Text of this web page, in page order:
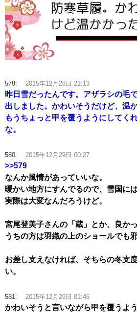
579: 2015年12月28日 21:13
昨日雪だったんです。アザラシの毛
出しました。かわいそうだけど、温か
もうちょっと甲を覆うようにしてく
な。
580: 2015年12月29日 00:27
>>579
なんか風情があっていいな。
暖かい地方にすんでるので、雪国に
実際は大変なんだろうけど。
宮尾登美子さんの「蔵」とか、良かっ
うちの方は羽織の上のショールでも
お差し支えなければ、そちらの冬支
い。
581: 2015年12月29日 01:46
かわいそうと言いながら甲を覆うよ